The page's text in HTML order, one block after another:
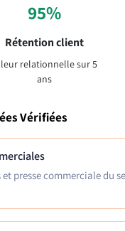
95%
Rétention client
relationnelle sur 5
ans
Vérifiées
et presse commerciale du